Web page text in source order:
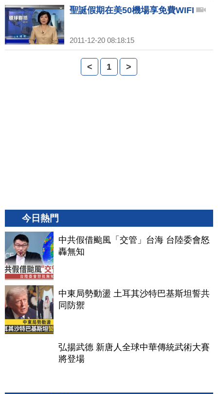
聖誕假期在美50機場享免費WIFI
2011-12-20 08:18:15
< 1 >
今日熱門
中共假借颱風「交管」台海 台陸委會怒
轟無知
中東局勢動盪 土耳其沙特巴基斯坦誓共
同防禦
弘揚武德 新唐人全球中華傳統武術大賽
將登場